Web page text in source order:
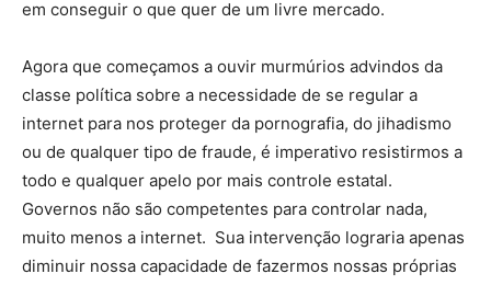
em conseguir o que quer de um livre mercado.
Agora que começamos a ouvir murmúrios advindos da
classe política sobre a necessidade de se regular a
internet para nos proteger da pornografia, do jihadismo
ou de qualquer tipo de fraude, é imperativo resistirmos a
todo e qualquer apelo por mais controle estatal.
Governos não são competentes para controlar nada,
muito menos a internet. Sua intervenção lograria apenas
diminuir nossa capacidade de fazermos nossas próprias